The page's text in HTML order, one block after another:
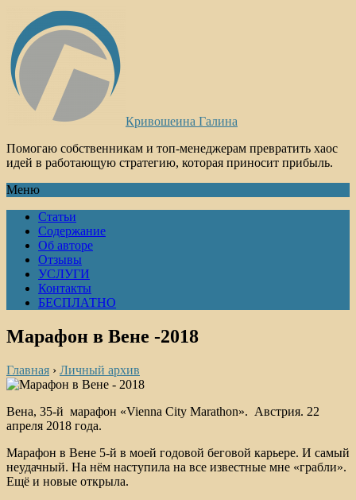
Кривошеина Галина
Помогаю собственникам и топ-менеджерам превратить хаос
идей в работающую стратегию, которая приносит прибыль.
Меню
Статьи
Содержание
Об авторе
Отзывы
УСЛУГИ
Контакты
БЕСПЛАТНО
Марафон в Вене -2018
Главная › Личный архив
Вена, 35-й марафон «Vienna City Marathon». Австрия. 22
апреля 2018 года.
Марафон в Вене 5-й в моей годовой беговой карьере. И самый
неудачный. На нём наступила на все известные мне «грабли».
Ещё и новые открыла.